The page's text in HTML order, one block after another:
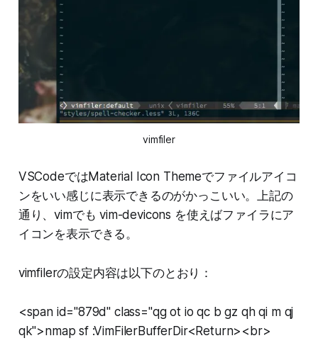
vimfiler
VSCodeではMaterial Icon Themeでファイルアイコ
ンをいい感じに表示できるのがかっこいい。上記の
通り、vimでも vim-devicons を使えばファイラにア
イコンを表示できる。
vimfilerの設定内容は以下のとおり：
<span id="879d" class="qg ot io qc b gz qh qi m qj
qk">nmap sf :VimFilerBufferDir<Return><br>